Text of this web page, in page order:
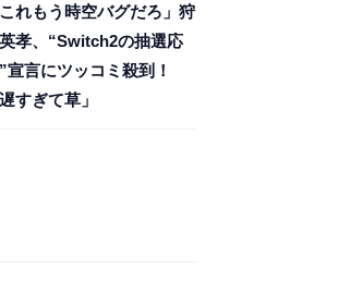
これもう時空バグだろ」狩
孝、“Switch2の抽選応
宣言にツッコミ殺到！
遅すぎて草」